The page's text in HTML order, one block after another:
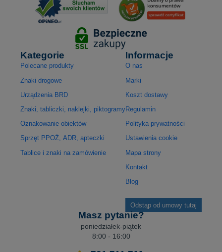
Kategorie
Polecane produkty
Znaki drogowe
Urządzenia BRD
Znaki, tabliczki, naklejki, piktogramy
Oznakowanie obiektów
Sprzęt PPOŻ, ADR, apteczki
Tablice i znaki na zamówienie
Informacje
O nas
Marki
Koszt dostawy
Regulamin
Polityka prywatności
Ustawienia cookie
Mapa strony
Kontakt
Blog
Odstąp od umowy tutaj
Masz pytanie?
poniedziałek-piątek
8:00 - 16:00